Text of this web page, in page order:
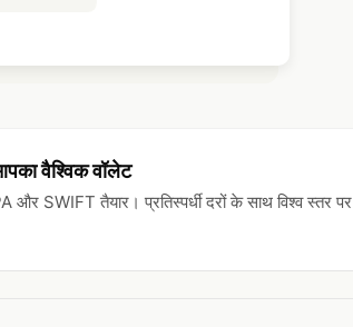
वैश्विक वॉलेट
और SWIFT तैयार। प्रतिस्पर्धी दरों के साथ विश्व स्तर पर